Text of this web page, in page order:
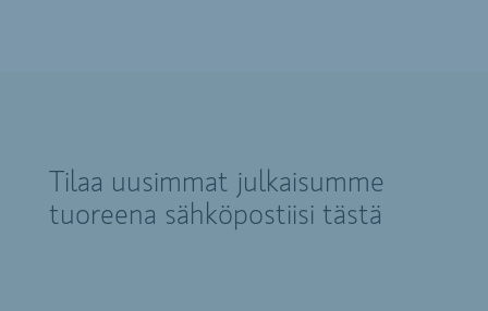
Tilaa uusimmat julkaisumme
tuoreena sähköpostiisi tästä